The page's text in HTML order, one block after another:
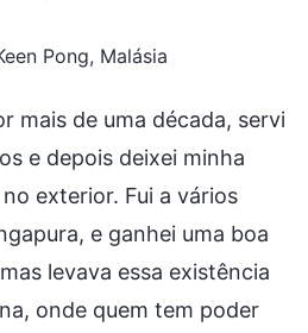
Pong, Malásia
mais de uma década, servi
e depois deixei minha
exterior. Fui a vários
e ganhei uma boa
levava essa existência
onde quem tem poder